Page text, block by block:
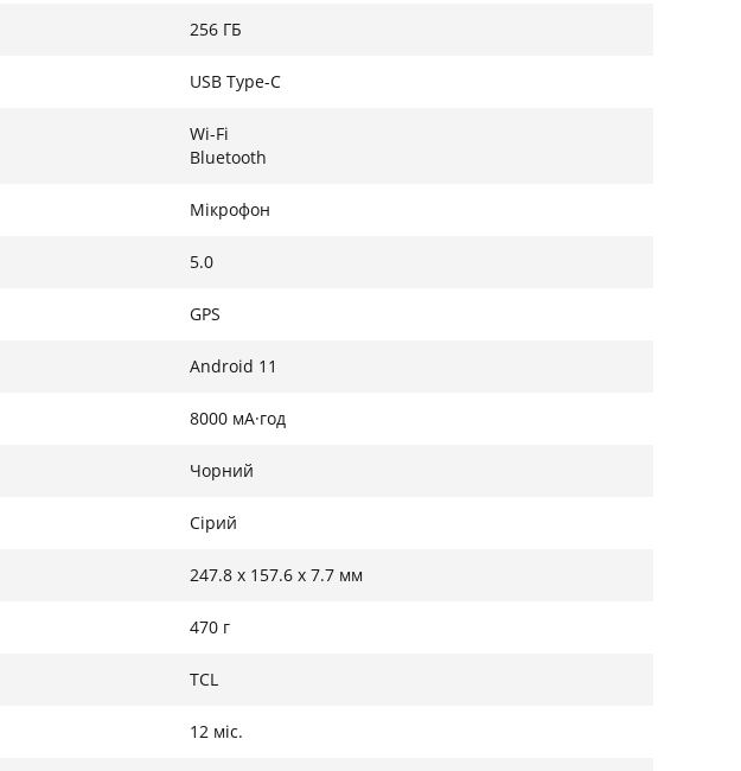
256 ГБ
USB Type-C
Wi-Fi
Bluetooth
Мікрофон
5.0
GPS
Android 11
8000 мА·год
Чорний
Сірий
247.8 х 157.6 х 7.7 мм
470 г
TCL
12 міс.